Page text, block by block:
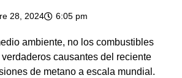
28, 2024 6:05 pm
ambiente, no los combustibles
causantes del reciente
de metano a escala mundial.